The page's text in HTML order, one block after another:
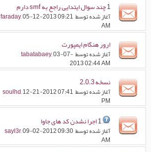
1چند سوال ایتدایی راجع به smf دارم
آغاز شده توسط faraday, 05-12-2013 09:21
AM
ارور هنگام ایمپورت
آغاز شده توسط tabatabaey, 03-07-
2013 02:44 AM
نسخه 2.0.3
آغاز شده توسط soulhd, 12-21-2012 07:41
PM
1اجرا نشدن کد های جاوا
آغاز شده توسط sayl3r, 09-02-2012 09:30
AM